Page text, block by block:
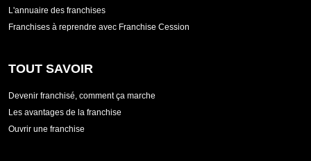
L'annuaire des franchises
Franchises à reprendre avec Franchise Cession
TOUT SAVOIR
Devenir franchisé, comment ça marche
Les avantages de la franchise
Ouvrir une franchise